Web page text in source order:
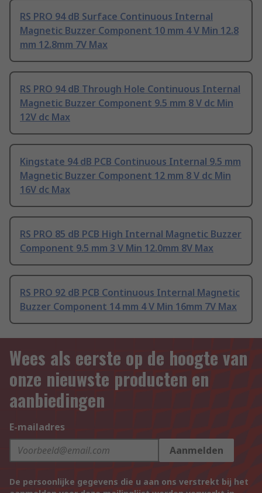
RS PRO 94 dB Surface Continuous Internal
Magnetic Buzzer Component 10 mm 4 V Min 12.8
mm 12.8mm 7V Max
RS PRO 94 dB Through Hole Continuous Internal
Magnetic Buzzer Component 9.5 mm 8 V dc Min
12V dc Max
Kingstate 94 dB PCB Continuous Internal 9.5 mm
Magnetic Buzzer Component 12 mm 8 V dc Min
16V dc Max
RS PRO 85 dB PCB High Internal Magnetic Buzzer
Component 9.5 mm 3 V Min 12.0mm 8V Max
RS PRO 92 dB PCB Continuous Internal Magnetic
Buzzer Component 14 mm 4 V Min 16mm 7V Max
Wees als eerste op de hoogte van
onze nieuwste producten en
aanbiedingen
E-mailadres
Aanmelden
De persoonlijke gegevens die u aan ons verstrekt bij het